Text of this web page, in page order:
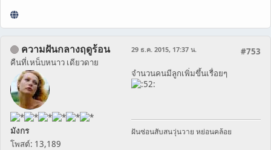
ความฝันกลางฤดูร้อน
คืนที่เหน็บหนาว เดียวดาย
มังกร
โพสต์: 13,189
#753
29 ธ.ค. 2015, 17:37 น.
จำนวนคนมีลูกเพิ่มขึ้นเรื่อยๆ
ฝันซ่อนสับสนวุ่นวาย หย่อนคล้อย